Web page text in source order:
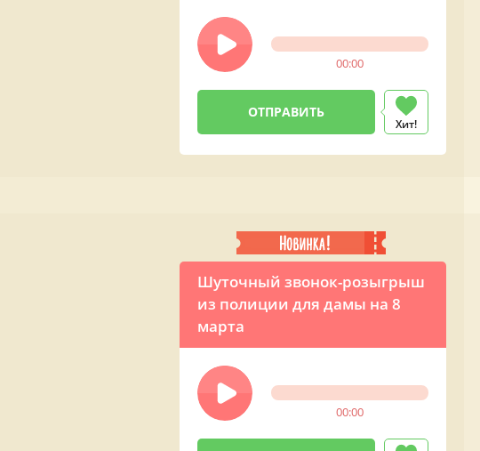
00:00
Хит!
Шуточный звонок-розыгрыш
из полиции для дамы на 8
марта
00:00